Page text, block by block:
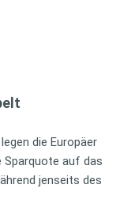
die Europäer
Sparquote auf das
jenseits des